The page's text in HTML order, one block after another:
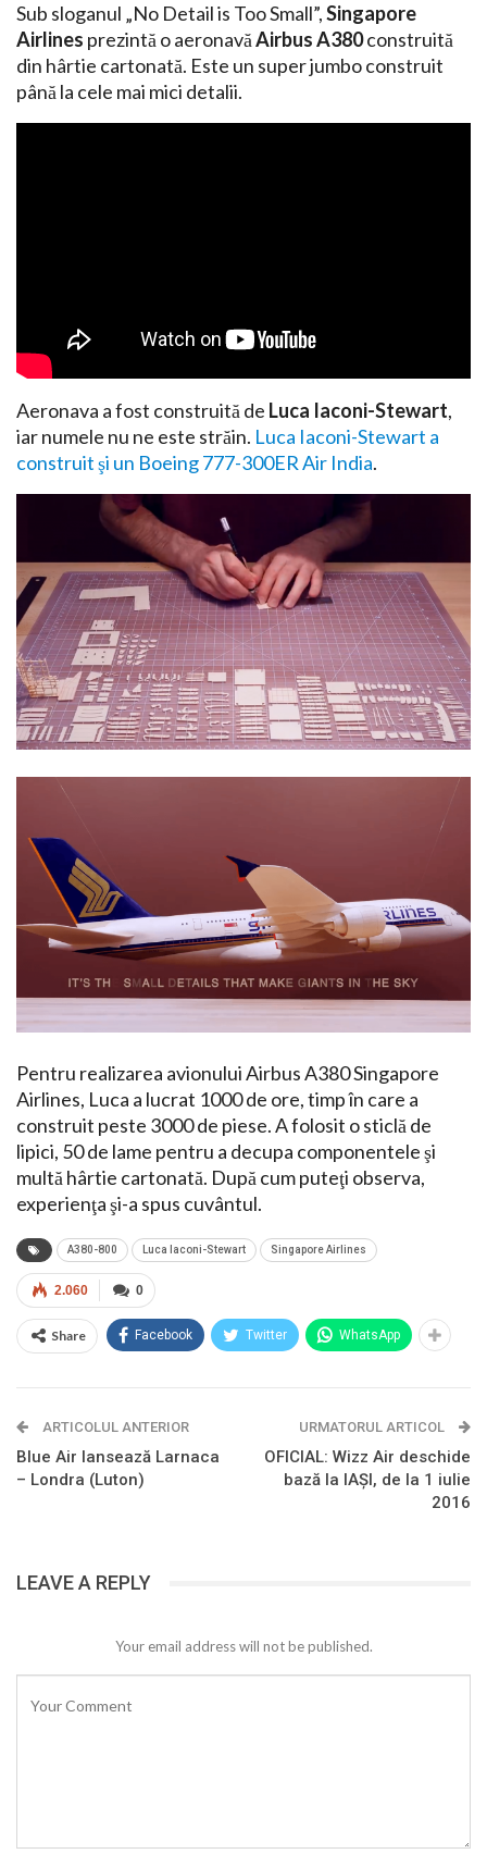
Sub sloganul „No Detail is Too Small”,Singapore
Airlines prezintă o aeronavăAirbus A380construită
din hârtie cartonată. Este un super jumbo construit
până la cele mai mici detalii.
Aeronava a fost construită de Luca Iaconi-Stewart,
iar numele nu ne este străin. Luca Iaconi-Stewart a
construit şi un Boeing 777-300ER Air India.
Pentru realizarea avionului Airbus A380 Singapore
Airlines, Luca a lucrat 1000 de ore, timp în care a
construit peste 3000 de piese. A folosit o sticlă de
lipici, 50 de lame pentru a decupa componentele şi
multă hârtie cartonată. După cum puteţi observa,
experienţa şi-a spus cuvântul.
A380-800 Luca Iaconi-Stewart Singapore Airlines
0
2.060
Share Facebook Twitter WhatsApp
ARTICOLUL ANTERIOR
Blue Air lansează Larnaca
– Londra (Luton)
URMATORUL ARTICOL
OFICIAL: Wizz Air deschide
bază la IAŞI, de la 1 iulie
2016
LEAVE A REPLY
Your email address will not be published.